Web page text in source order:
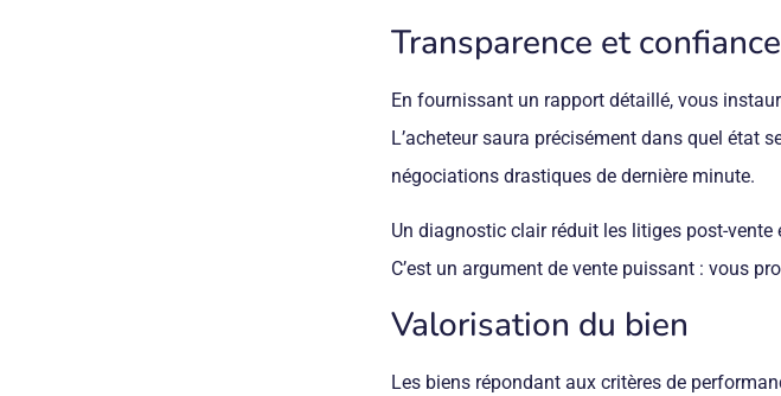
Transparence et confiance
En fournissant un rapport détaillé, vous
L’acheteur saura précisément dans quel état
négociations drastiques de dernière minute.
Un diagnostic clair réduit les litiges post-vente
C’est un argument de vente puissant : vous
Valorisation du bien
Les biens répondant aux critères de